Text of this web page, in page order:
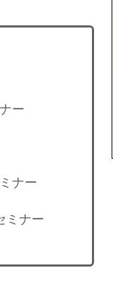
ー
ナー
ミナー